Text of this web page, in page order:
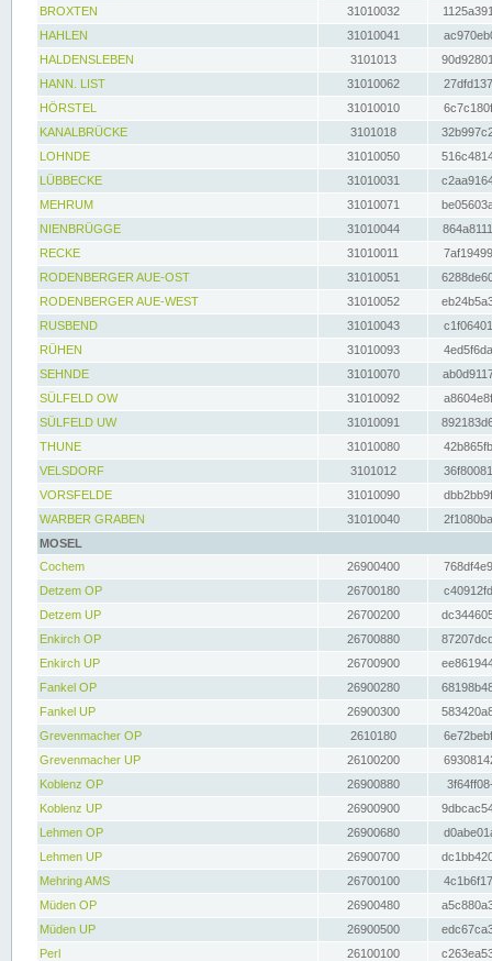
BROXTEN
31010032
HAHLEN
31010041
HALDENSLEBEN
3101013
HANN. LIST
31010062
HÖRSTEL
31010010
KANALBRÜCKE
3101018
LOHNDE
31010050
LÜBBECKE
31010031
MEHRUM
31010071
NIENBRÜGGE
31010044
RECKE
31010011
RODENBERGER AUE-OST
31010051
RODENBERGER AUE-WEST
31010052
RUSBEND
31010043
RÜHEN
31010093
SEHNDE
31010070
SÜLFELD OW
31010092
SÜLFELD UW
31010091
THUNE
31010080
VELSDORF
3101012
VORSFELDE
31010090
WARBER GRABEN
31010040
MOSEL
Cochem
26900400
Detzem OP
26700180
Detzem UP
26700200
Enkirch OP
26700880
Enkirch UP
26700900
Fankel OP
26900280
Fankel UP
26900300
Grevenmacher OP
2610180
Grevenmacher UP
26100200
Koblenz OP
26900880
Koblenz UP
26900900
Lehmen OP
26900680
Lehmen UP
26900700
Mehring AMS
26700100
Müden OP
26900480
Müden UP
26900500
Perl
26100100